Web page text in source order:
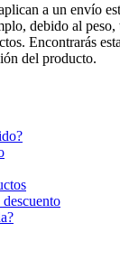
a un envío
debido al peso,
Encontrarás
del producto.